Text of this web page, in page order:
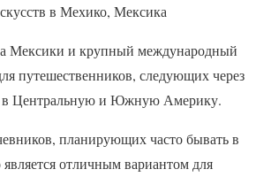
в Мехико, Мексика
Мексики и крупный международный
путешественников, следующих через
Центральную и Южную Америку.
планирующих часто бывать в
отличным вариантом для